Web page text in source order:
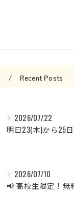
Recent Posts
2026/07/22
2026/07/10